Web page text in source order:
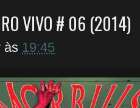
VIVO # 06 (2014)
às 19:45